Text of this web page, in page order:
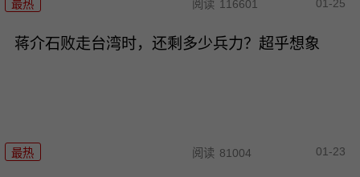
最热 阅读 116601 01-25
蒋介石败走台湾时，还剩多少兵力？超乎想象
最热 阅读 81004 01-23